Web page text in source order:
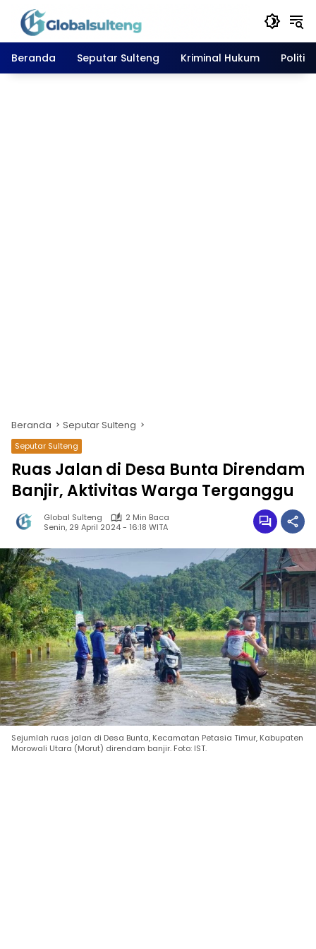
Langsung
konten
Beranda
Seputar Sulteng Kriminal Hukum Politik
Beranda Seputar Sulteng
Seputar Sulteng
Ruas Jalan di Desa Bunta Direndam
Banjir, Aktivitas Warga Terganggu
Global Sulteng
2 Min Baca
Senin, 29 April 2024 - 16:18 WITA
Sejumlah ruas jalan di Desa Bunta, Kecamatan Petasia Timur, Kabupaten
Morowali Utara (Morut) direndam banjir. Foto: IST.